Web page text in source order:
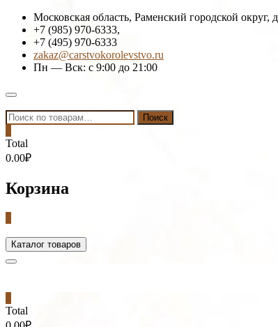
Skip
content
Московская область, Раменский городской округ,
+7 (985) 970-6333,
+7 (495) 970-6333
zakaz@carstvokorolevstvo.ru
Пн — Вск: с 9:00 до 21:00
Topbar
Menu
Искать: Поиск
Total
0.00₽
Корзина
Каталог товаров
Total